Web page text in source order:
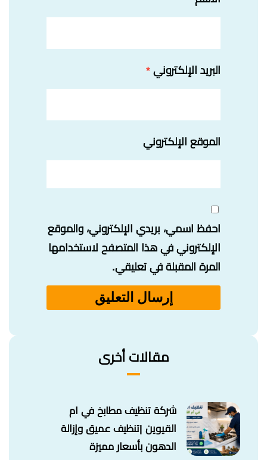
البريد الإلكتروني *
الموقع الإلكتروني
احفظ اسمي، بريدي الإلكتروني، والموقع
الإلكتروني في هذا المتصفح لاستخدامها
المرة المقبلة في تعليقي.
مقالات أخرى
شركة تنظيف مطابخ في ام
القيوين |تنظيف عميق وإزالة
الدهون بأسعار مميزة